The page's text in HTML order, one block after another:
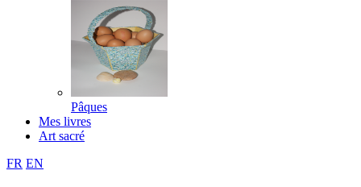
Pâques
Mes livres
Art sacré
FR EN